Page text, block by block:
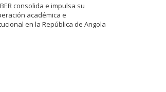
consolida e impulsa su
académica e
en la República de Angola